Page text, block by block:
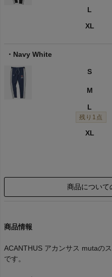
L
XL
Navy White
S
M
L
残り1点
XL
商品について
商品情報
ACANTHUS アカンサス mutaの
です。